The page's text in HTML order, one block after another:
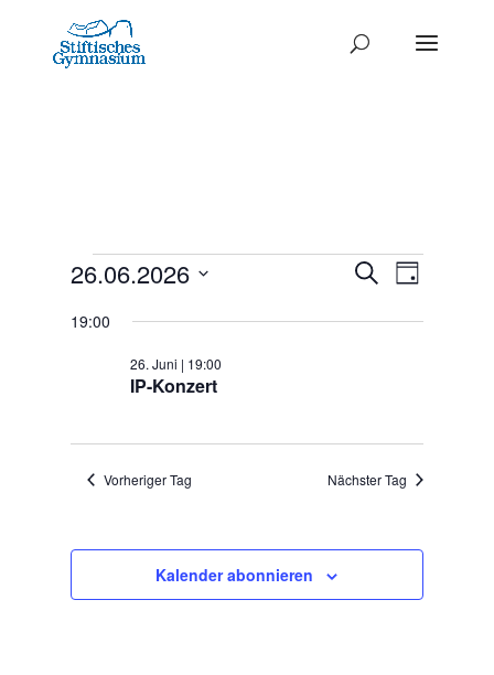
Termine
für
Juni
2026
Termine
Such-
SucheTag
26.06.2026
wählen.
19:00
IP-Konzert
26. Juni | 19:00
Vorheriger Tag Nächster Tag
Kalender abonnieren